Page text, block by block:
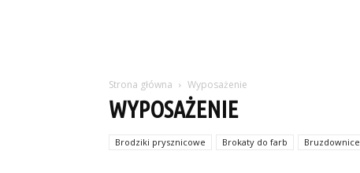
Strona główna Wyposażenie
WYPOSAŻENIE
Brodziki prysznicowe Brokaty do farb Bruzdownice